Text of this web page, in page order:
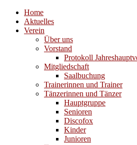
Home
Aktuelles
Verein
Über uns
Vorstand
Protokoll
Mitgliedschaft
Saalbuchung
Trainerinnen und Trainer
Tänzerinnen und Tänzer
Hauptgruppe
Senioren
Discofox
Kinder
Junioren